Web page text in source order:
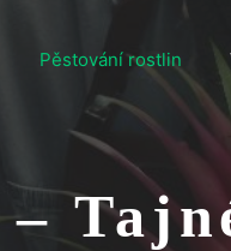
Pěstování rostlin